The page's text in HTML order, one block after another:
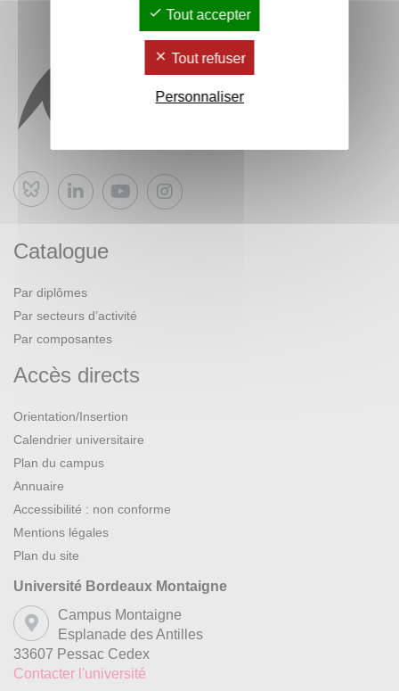
Bluesky
Catalogue
Par diplômes
Par secteurs d’activité
Par composantes
Accès directs
Orientation/Insertion
Calendrier universitaire
Plan du campus
Annuaire
Accessibilité : non conforme
Mentions légales
Plan du site
Université Bordeaux Montaigne
Campus Montaigne
Esplanade des Antilles
33607 Pessac Cedex
Contacter l'université
Tout accepter
Tout refuser
Personnaliser